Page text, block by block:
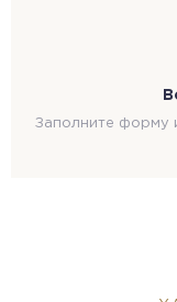
Заполните форму